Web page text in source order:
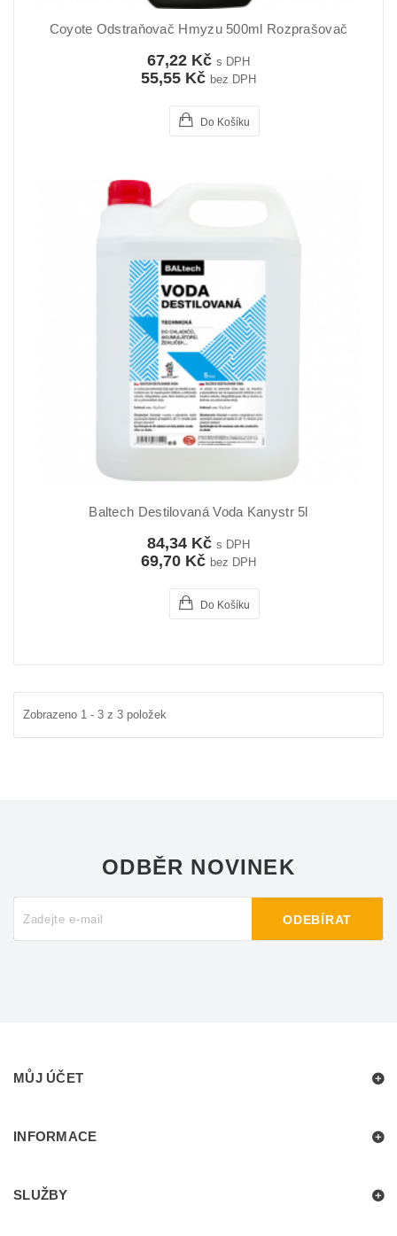
Coyote Odstraňovač Hmyzu 500ml Rozprašovač
67,22 Kč s DPH
55,55 Kč bez DPH
Do Košíku
Baltech Destilovaná Voda Kanystr 5l
84,34 Kč s DPH
69,70 Kč bez DPH
Do Košíku
Zobrazeno 1 - 3 z 3 položek
ODBĚR NOVINEK
ODEBÍRAT
MŮJ ÚČET
INFORMACE
SLUŽBY